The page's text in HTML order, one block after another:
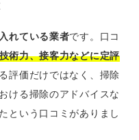
れている業者です。口コ
術力、接客力などに定評
評価だけではなく、掃除
ける掃除のアドバイスな
という口コミがありまし